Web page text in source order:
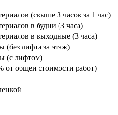
(свыше 3 часов за 1 час)
в будни (3 часа)
в выходные (3 часа)
(без лифта за этаж)
(с лифтом)
от общей стоимости работ)